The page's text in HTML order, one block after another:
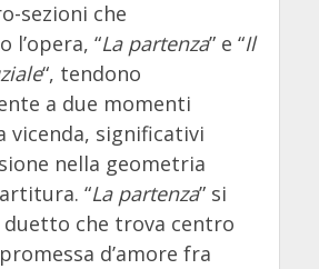
sezioni che
l’opera, “La partenza” e “Il
“, tendono
a due momenti
vicenda, significativi
nella geometria
“La partenza” si
duetto che trova centro
d’amore fra